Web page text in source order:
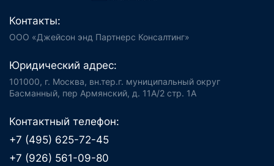
Контакты:
ООО «Джейсон энд Партнерс Консалтинг»
Юридический адрес:
101000, г. Москва, вн.тер.г. муниципальный округ
Басманный, пер Армянский, д. 11А/2 стр. 1А
Контактный телефон:
+7 (495) 625-72-45
+7 (926) 561-09-80